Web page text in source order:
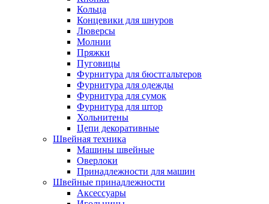
Кольца
Концевики для шнуров
Люверсы
Молнии
Пряжки
Пуговицы
Фурнитура для бюстгальтеров
Фурнитура для одежды
Фурнитура для сумок
Фурнитура для штор
Хольнитены
Цепи декоративные
Швейная техника
Машины швейные
Оверлоки
Принадлежности для машин
Швейные принадлежности
Аксессуары